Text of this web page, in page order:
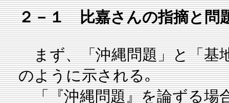
２－１ 比嘉さんの指摘と問
まず、「沖縄問題」と「基
のように示される｡
「『沖縄問題』を論ずる場